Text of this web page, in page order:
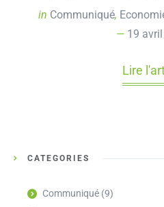
in Communiqué,
19
Lire
CATÉGORIES
Communiqué (9)